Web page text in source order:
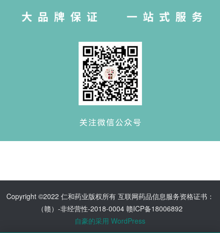
Copyright ©2022 仁和药业版权所有 互联网药品信息服务资格证书：
（赣）-非经营性-2018-0004 赣ICP备18006892
自豪的采用 WordPress